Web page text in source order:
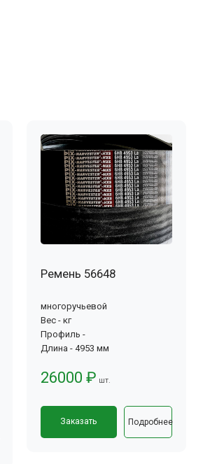
Ремень 56648
многоручьевой
Вес - кг
Профиль -
Длина - 4953 мм
26000 ₽ шт.
Заказать Подробнее